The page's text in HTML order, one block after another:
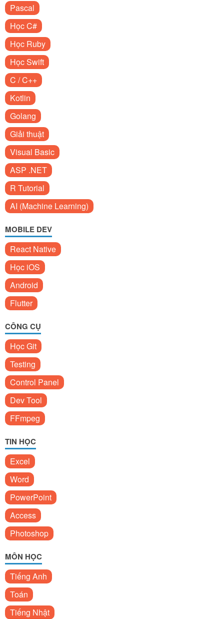
Pascal
Học C#
Học Ruby
Học Swift
C / C++
Kotlin
Golang
Giải thuật
Visual Basic
ASP .NET
R Tutorial
AI (Machine Learning)
MOBILE DEV
React Native
Học iOS
Android
Flutter
CÔNG CỤ
Học Git
Testing
Control Panel
Dev Tool
FFmpeg
TIN HỌC
Excel
Word
PowerPoint
Access
Photoshop
MÔN HỌC
Tiếng Anh
Toán
Tiếng Nhật